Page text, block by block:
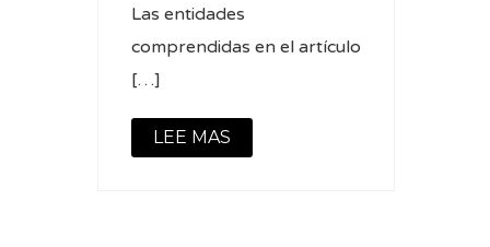
Las entidades
comprendidas en el artículo
[…]
LEE MAS